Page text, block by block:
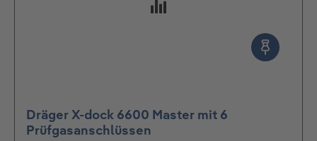
Dräger X-dock 6600 Master mit 6
Prüfgasanschlüssen